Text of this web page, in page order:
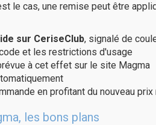
le cas, une remise peut être
sur CeriseClub, signalé de
et les restrictions d'usage
à cet effet sur le site Magma
en profitant du nouveau prix
les bons plans